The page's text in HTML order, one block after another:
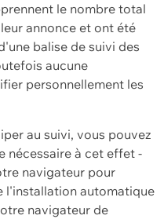
le nombre total
annonce et ont été
balise de suivi des
aucune
personnellement les
au suivi, vous pouvez
nécessaire à cet effet -
navigateur pour
l'installation automatique
navigateur de